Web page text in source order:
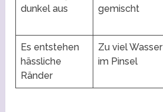
dunkel aus
gemischt
Es entstehen
hässliche
Ränder
Zu viel Wasser
im Pinsel